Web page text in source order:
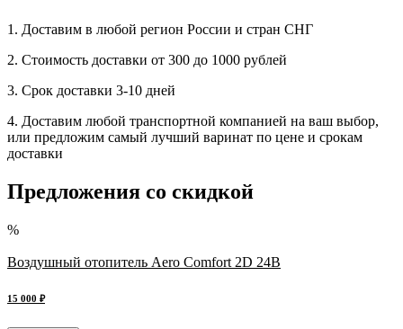
1. Доставим в любой регион России и стран СНГ
2. Стоимость доставки от 300 до 1000 рублей
3. Срок доставки 3-10 дней
4. Доставим любой транспортной компанией на ваш выбор,
или предложим самый лучший варинат по цене и срокам
доставки
Предложения со скидкой
%
Воздушный отопитель Aero Comfort 2D 24В
15 000 ₽